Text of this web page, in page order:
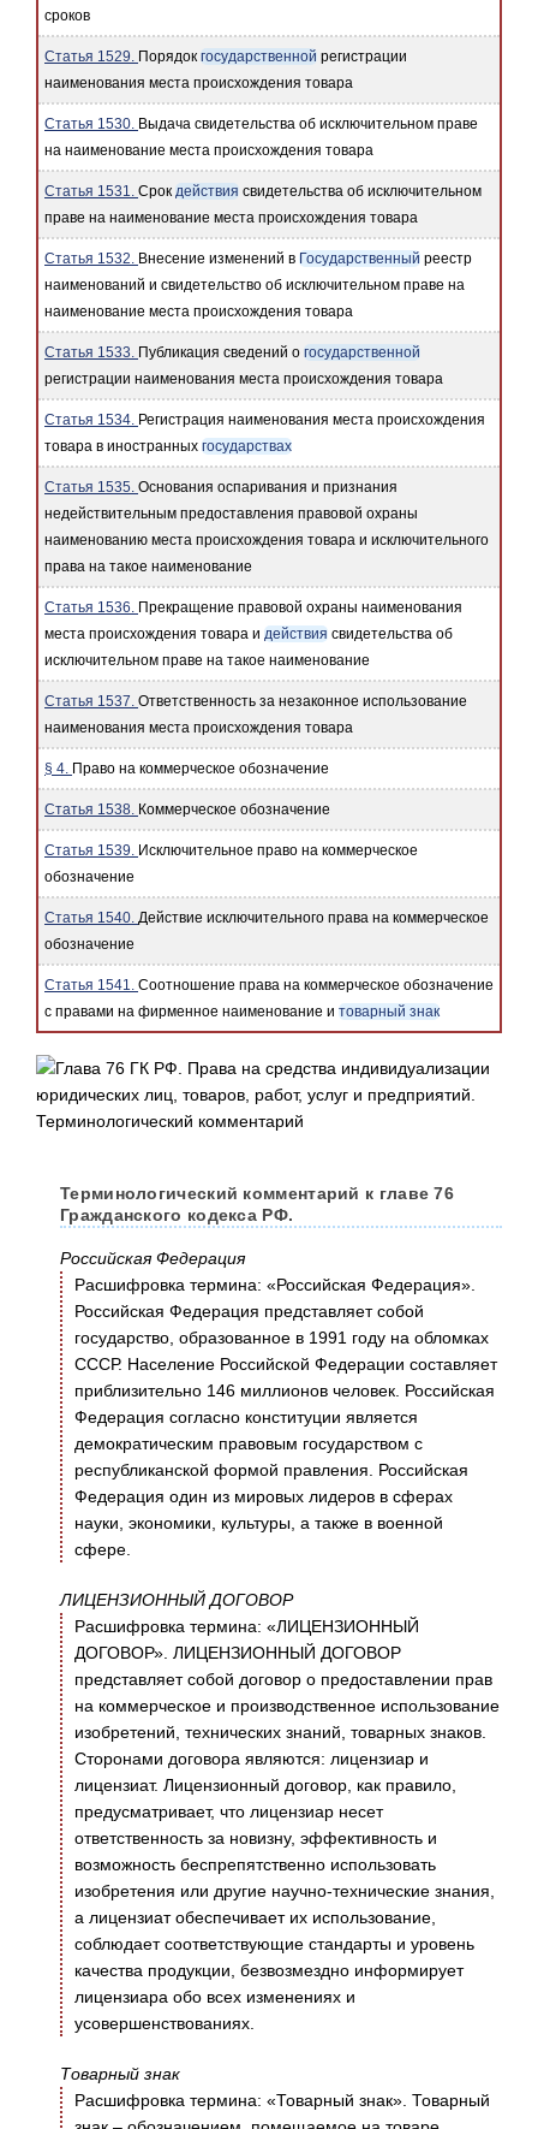
сроков
Статья 1529. Порядок государственной регистрации
наименования места происхождения товара
Статья 1530. Выдача свидетельства об исключительном праве
на наименование места происхождения товара
Статья 1531. Срок действия свидетельства об исключительном
праве на наименование места происхождения товара
Статья 1532. Внесение изменений в Государственный реестр
наименований и свидетельство об исключительном праве на
наименование места происхождения товара
Статья 1533. Публикация сведений о государственной
регистрации наименования места происхождения товара
Статья 1534. Регистрация наименования места происхождения
товара в иностранных государствах
Статья 1535. Основания оспаривания и признания
недействительным предоставления правовой охраны
наименованию места происхождения товара и исключительного
права на такое наименование
Статья 1536. Прекращение правовой охраны наименования
места происхождения товара и действия свидетельства об
исключительном праве на такое наименование
Статья 1537. Ответственность за незаконное использование
наименования места происхождения товара
§ 4. Право на коммерческое обозначение
Статья 1538. Коммерческое обозначение
Статья 1539. Исключительное право на коммерческое
обозначение
Статья 1540. Действие исключительного права на коммерческое
обозначение
Статья 1541. Соотношение права на коммерческое обозначение
с правами на фирменное наименование и товарный знак
Терминологический комментарий к главе 76
Гражданского кодекса РФ.
Российская Федерация
Расшифровка термина: «Российская Федерация».
Российская Федерация представляет собой
государство, образованное в 1991 году на обломках
СССР. Население Российской Федерации составляет
приблизительно 146 миллионов человек. Российская
Федерация согласно конституции является
демократическим правовым государством с
республиканской формой правления. Российская
Федерация один из мировых лидеров в сферах
науки, экономики, культуры, а также в военной
сфере.
ЛИЦЕНЗИОННЫЙ ДОГОВОР
Расшифровка термина: «ЛИЦЕНЗИОННЫЙ
ДОГОВОР». ЛИЦЕНЗИОННЫЙ ДОГОВОР
представляет собой договор о предоставлении прав
на коммерческое и производственное использование
изобретений, технических знаний, товарных знаков.
Сторонами договора являются: лицензиар и
лицензиат. Лицензионный договор, как правило,
предусматривает, что лицензиар несет
ответственность за новизну, эффективность и
возможность беспрепятственно использовать
изобретения или другие научно-технические знания,
а лицензиат обеспечивает их использование,
соблюдает соответствующие стандарты и уровень
качества продукции, безвозмездно информирует
лицензиара обо всех изменениях и
усовершенствованиях.
Товарный знак
Расшифровка термина: «Товарный знак». Товарный